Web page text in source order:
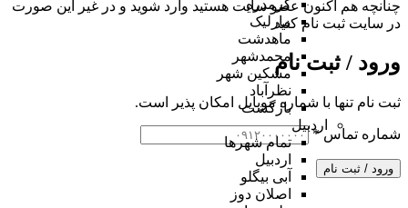
چنانچه هم‌ اکنون عضو سایت هستید وارد شوید و در غیر این صورت
در سایت ثبت نام کنید
ورود / ثبت نام
ثبت نام تنها با شماره موبایل امکان پذیر است.
شماره تماس*
ورود / ثبت نام
گرمدره
مارلیک
ماهدشت
محمدشهر
مشکین شهر
نظرآباد
بازگشت
اردبیل
تمام شهر‌ها
اردبیل
آبی بیگلو
اصلان دوز